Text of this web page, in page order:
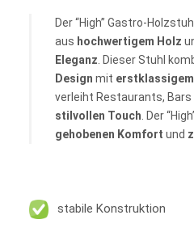
Der “High” Gastro-
aus hochwertigem Holz
Eleganz. Dieser Stuhl
Design mit
verleiht Restaurants, Bars
stilvollen Touch. Der
gehobenen Komfort und
stabile Konstruktion